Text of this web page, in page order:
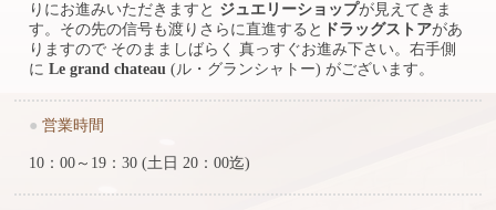
りにお進みいただきますと ジュエリーショップが見えてきま
す。その先の信号も渡りさらに直進すると ドラッグストアがあ
りますので そのまましばらく 真っすぐお進み下さい。右手側
に Le grand chateau (ル・グランシャトー) がございます。
● 営業時間
10：00～19：30 (土日 20：00迄)